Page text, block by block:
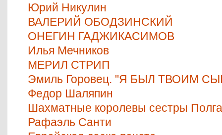
Юрий Никулин
ВАЛЕРИЙ ОБОДЗИНСКИЙ
ОНЕГИН ГАДЖИКАСИМОВ
Илья Мечников
МЕРИЛ СТРИП
Эмиль Горовец. "Я БЫЛ ТВОИМ
Федор Шаляпин
Шахматные королевы сестры
Рафаэль Санти